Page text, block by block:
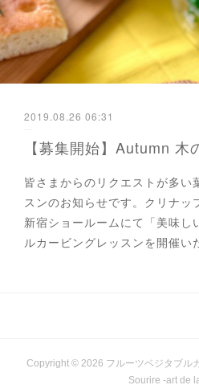
2019.08.26 06:31
皆さまからのリクエストが多い
スンのお知らせです。クリナッ
新宿ショールームにて「美味し
ルカービングレッスンを開催
Copyright © 2026 フルーツベジタブル
Sourire -art de